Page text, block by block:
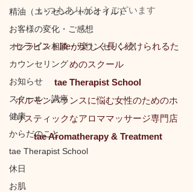
精油（エッセンシャルオイル）
お客様の変化・ご感想
オンライン相談・カウンセリング
カウンセリング
お知らせ
スクール・講座
健康
からだのこと
tae Therapist School
休日
お肌
いつもありがとうございます
セラピストlifeが楽しく長く続けられるた
めのスクール
tae Therapist School
ホルモンバランスに悩む女性のためのホ
リスティックなアロママッサージ専門店
tae Aromatherapy & Treatment